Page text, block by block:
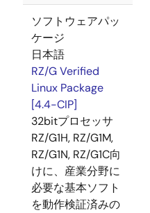
ソフトウェアパッ
ケージ
日本語
RZ/G Verified
Linux Package
[4.4-CIP]
32bitプロセッサ
RZ/G1H, RZ/G1M,
RZ/G1N, RZ/G1C向
けに、産業分野に
必要な基本ソフト
を動作検証済みの